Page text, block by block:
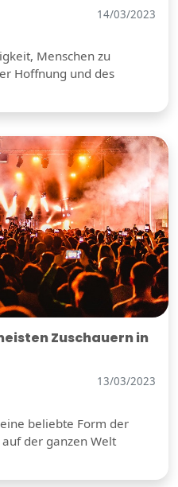
14/03/2023
Menschen zu
Hoffnung und des
Zuschauern in
13/03/2023
beliebte Form der
der ganzen Welt